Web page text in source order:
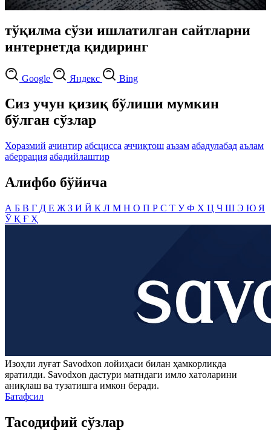
тўқилма сўзи ишлатилган сайтларни
интернетда қидиринг
Google Яндекс Bing
Сиз учун қизиқ бўлиши мумкин
бўлган сўзлар
Хоразмий ачинтир абсцисса аччиқтош аъзам абадулабад аълам
аберрация абадийлаштир
Алифбо бўйича
А Б В Г Д Е Ж З И Й К Л М Н О П Р С Т УФ Х Ц Ч Ш Э Ю Я
ЎҚ Ғ Ҳ
Изоҳли луғат Savodxon лойиҳаси билан ҳамкорликда
яратилди. Savodxon дастури матндаги имло хатоларини
аниқлаш ва тузатишга имкон беради.
Батафсил
Тасодифий сўзлар